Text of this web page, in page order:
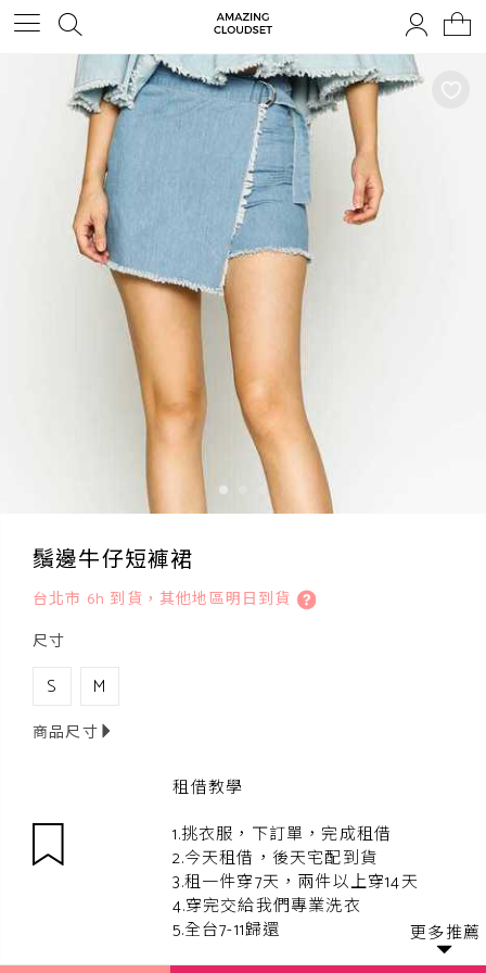
鬚邊牛仔短褲裙
台北市 6h 到貨，其他地區明日到貨
尺寸
S M
商品尺寸
租借教學
1.挑衣服，下訂單，完成租借
2.今天租借，後天宅配到貨
3.租一件穿7天，兩件以上穿14天
4.穿完交給我們專業洗衣
5.全台7-11歸還
更多推薦